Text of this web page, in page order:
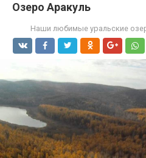
Озеро Аракуль
Наши любимые уральские